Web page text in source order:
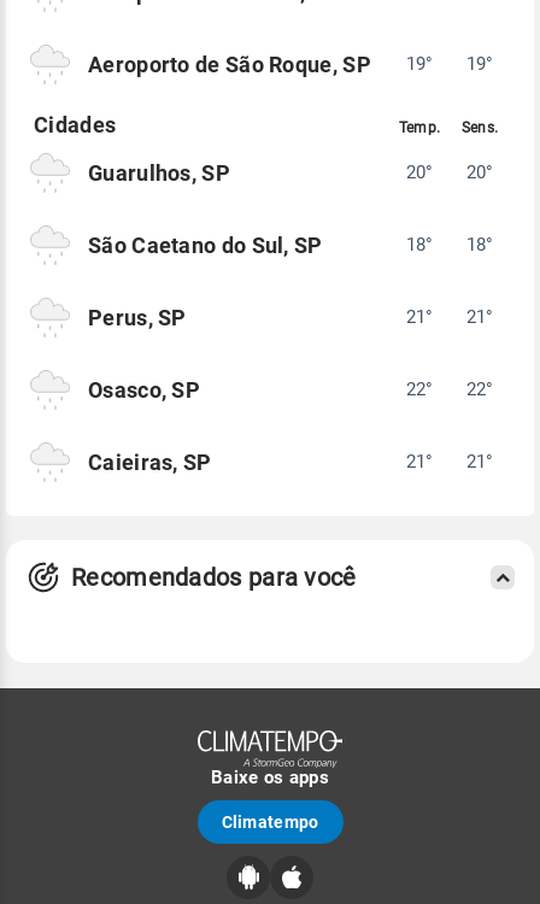
Aeroporto de São Roque, SP 19° 19°
Guarulhos, SP 20° 20°
São Caetano do Sul, SP 18° 18°
Perus, SP 21° 21°
Osasco, SP 22° 22°
Caieiras, SP 21° 21°
Recomendados para você
Baixe os apps
Climatempo